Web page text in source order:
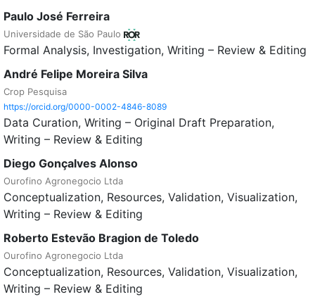
Paulo José Ferreira
Universidade de São Paulo
Formal Analysis Investigation Writing – Review & Editing
André Felipe Moreira Silva
Crop Pesquisa
https://orcid.org/0000-0002-4846-8089
Data Curation Writing – Original Draft Preparation
Writing – Review & Editing
Diego Gonçalves Alonso
Ourofino Agronegocio Ltda
Conceptualization Resources Validation Visualization
Writing – Review & Editing
Roberto Estevão Bragion de Toledo
Ourofino Agronegocio Ltda
Conceptualization Resources Validation Visualization
Writing – Review & Editing